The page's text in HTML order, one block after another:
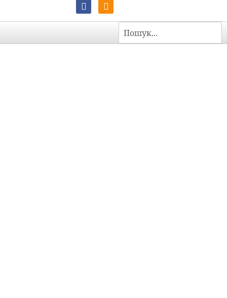
Пошук